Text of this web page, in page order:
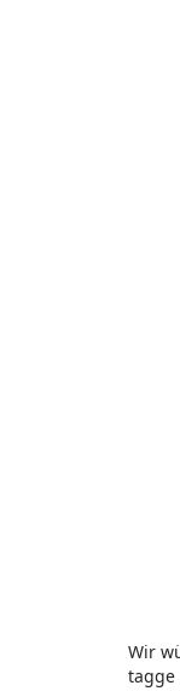
Wir
tagge